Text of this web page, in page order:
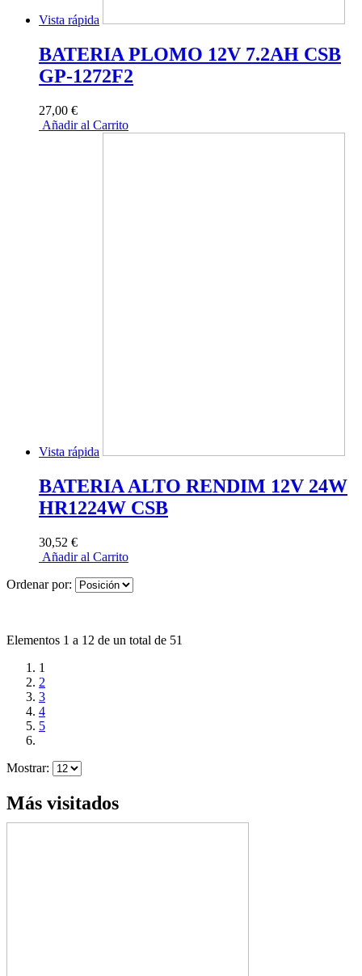
Vista rápida
BATERIA PLOMO 12V 7.2AH CSB
GP-1272F2
27,00 €
Añadir al Carrito
Vista rápida
BATERIA ALTO RENDIM 12V 24W
HR1224W CSB
30,52 €
Añadir al Carrito
Ordenar por:
Elementos 1 a 12 de un total de 51
1
2
3
4
5
Mostrar:
Más visitados